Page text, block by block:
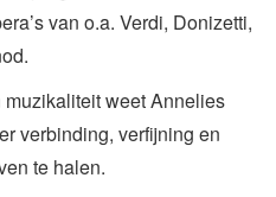
van o.a. Verdi, Donizetti,
weet Annelies
verbinding, verfijning en
te halen.